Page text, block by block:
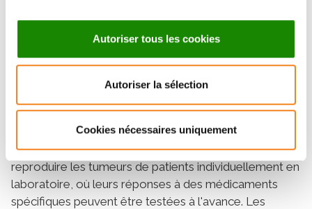
Autoriser tous les cookies
Autoriser la sélection
Cookies nécessaires uniquement
construire une oncologie pédiatrique moderne et
transfrontalière, afin que les enfants de toute
l'Europe puissent avoir accès aux nouveaux
approches thérapeutiques en matière
d'immunothérapies et de thérapies ciblées pour les
enfants et à établir des modèles permettant de
reproduire les tumeurs de patients individuellement en
laboratoire, où leurs réponses à des médicaments
spécifiques peuvent être testées à l'avance. Les